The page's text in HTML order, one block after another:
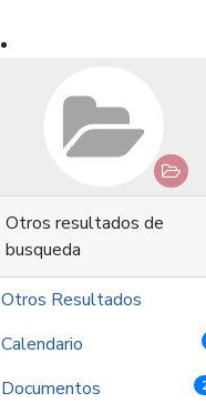
Otros resultados de
busqueda
Otros Resultados
Calendario
Documentos